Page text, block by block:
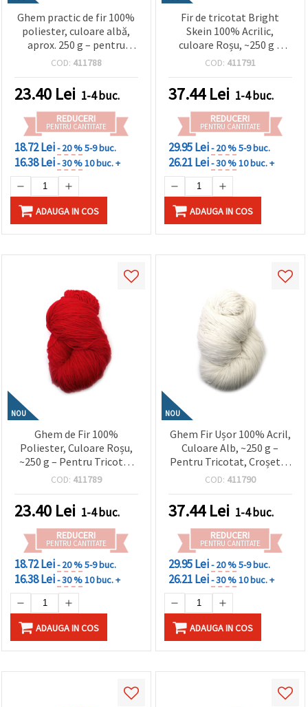
făcând clic
pe butonul
"Salvați"
Аcceptati
toate!
Setări
Ghem practic de fir 100%
poliester, culoare albă,
aprox. 250 g – pentru
tricotat și diverse
COD: 411788
23.40 Lei 1-4 buc.
REDUCERI
PENTRU CANTITATE
18.72 Lei- 20 %5-9 buc.
16.38 Lei- 30 %10 buc. +
ADAUGA IN COS
Fir de tricotat Bright
Skein 100% Acrilic,
culoare Roșu, ~250 g –
pentru croșetat, tricotat
creative
COD: 411791
37.44Lei 1-4 buc.
REDUCERI
PENTRU CANTITATE
29.95 Lei- 20 %5-9 buc.
26.21 Lei- 30 %10 buc. +
ADAUGA IN COS
NOU
Ghem de Fir 100%
Poliester, Culoare Roșu,
~250 g – Pentru Tricotat
și Diverse Proiecte
COD: 411789
23.40 Lei 1-4 buc.
REDUCERI
PENTRU CANTITATE
18.72 Lei- 20 %5-9 buc.
16.38 Lei- 30 %10 buc. +
ADAUGA IN COS
NOU
Ghem Fir Ușor 100% Acril,
Culoare Alb, ~250 g –
Pentru Tricotat, Croșetat
și Diverse Proiecte
COD: 411790
37.44Lei 1-4 buc.
REDUCERI
PENTRU CANTITATE
29.95 Lei- 20 %5-9 buc.
26.21 Lei- 30 %10 buc. +
ADAUGA IN COS